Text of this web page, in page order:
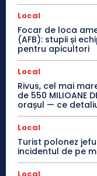
Local
Focar de loca
(AFB): stupii și
pentru apicultori
Local
Rivus, cel mai
de 550 MILIOANE
orașul — ce
Local
Turist polonez
incidentul de pe